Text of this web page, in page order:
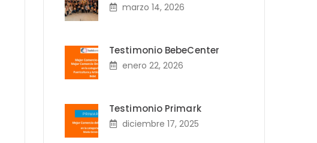
marzo 14, 2026
Testimonio BebeCenter
enero 22, 2026
Testimonio Primark
diciembre 17, 2025